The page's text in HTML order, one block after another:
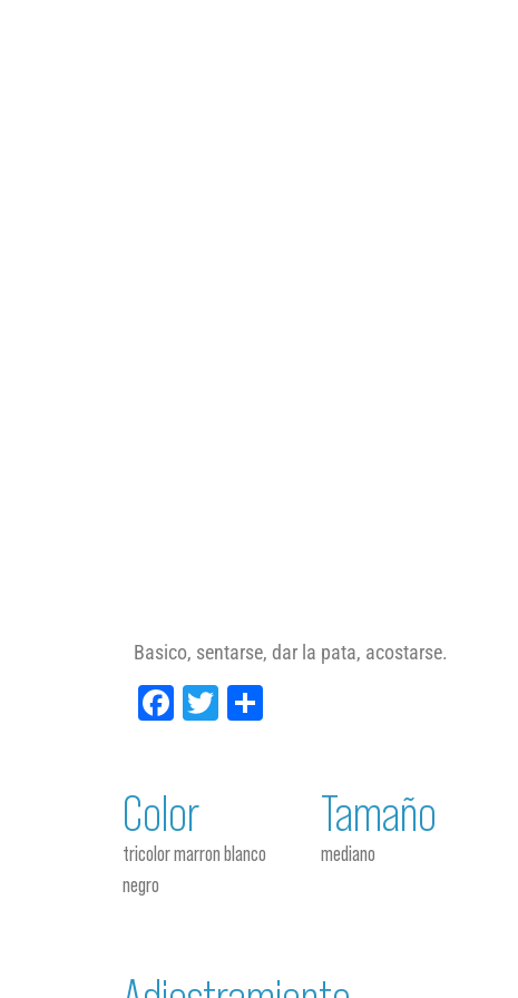
Basico, sentarse, dar la pata, acostarse.
Facebook
Twitter
Color
tricolor marron blanco
negro
Tamaño
mediano